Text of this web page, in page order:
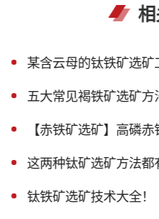
某含云母的钛铁矿选矿
五大常见褐铁矿选矿方
【赤铁矿选矿】高磷赤
这两种钛矿选矿方法都
钛铁矿选矿技术大全！